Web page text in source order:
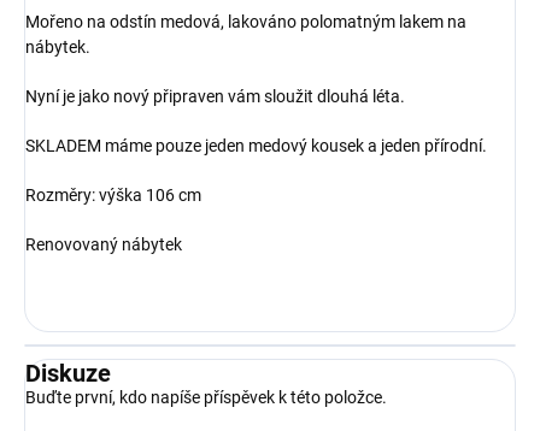
Mořeno na odstín medová, lakováno polomatným lakem na
nábytek.
Nyní je jako nový připraven vám sloužit dlouhá léta.
SKLADEM máme pouze jeden medový kousek a jeden přírodní.
Rozměry: výška 106 cm
Renovovaný nábytek
Diskuze
Buďte první, kdo napíše příspěvek k této položce.